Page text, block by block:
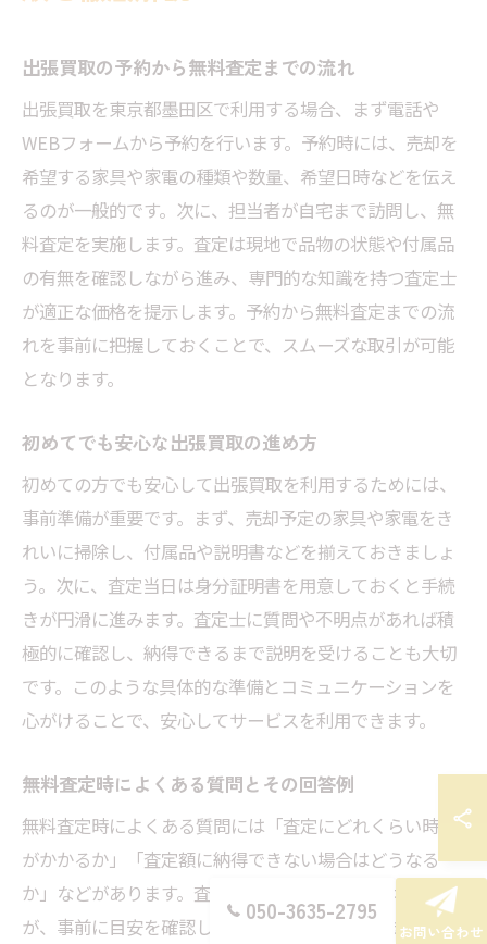
出張買取の予約から無料査定までの流れ
出張買取を東京都墨田区で利用する場合、まず電話や
WEBフォームから予約を行います。予約時には、売却を
希望する家具や家電の種類や数量、希望日時などを伝え
るのが一般的です。次に、担当者が自宅まで訪問し、無
料査定を実施します。査定は現地で品物の状態や付属品
の有無を確認しながら進み、専門的な知識を持つ査定士
が適正な価格を提示します。予約から無料査定までの流
れを事前に把握しておくことで、スムーズな取引が可能
となります。
初めてでも安心な出張買取の進め方
初めての方でも安心して出張買取を利用するためには、
事前準備が重要です。まず、売却予定の家具や家電をき
れいに掃除し、付属品や説明書などを揃えておきましょ
う。次に、査定当日は身分証明書を用意しておくと手続
きが円滑に進みます。査定士に質問や不明点があれば積
極的に確認し、納得できるまで説明を受けることも大切
です。このような具体的な準備とコミュニケーションを
心がけることで、安心してサービスを利用できます。
無料査定時によくある質問とその回答例
無料査定時によくある質問には「査定にどれくらい時間
がかかるか」「査定額に納得できない場合はどうなる
か」などがあります。査定時間は品数や種類によります
が、事前に目安を確認しておくと安心です。また、査定
050-3635-2795
お問い合わせ